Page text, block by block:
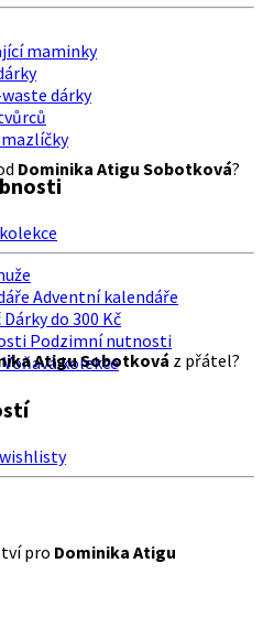
maminky
dárky
Adventní kalendáře
Dárky do 300 Kč
Podzimní nutnosti
Voňavá kolekce
Dominika Atigu Sobotková?
Atigu Sobotková z přátel?
pro Dominika Atigu